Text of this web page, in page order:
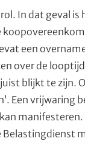
In dat geval
een
over de
blijkt te zijn.
Een vrijwaring